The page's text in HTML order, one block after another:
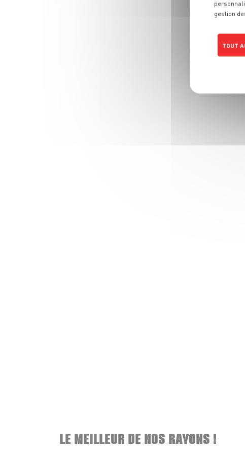
LE MEILLEUR DE NOS RAYONS !
gestion
TOUT